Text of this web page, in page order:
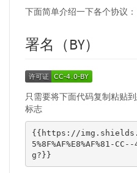
下面简单介绍一下各个协议：
署名（BY）
只需要将下面代码复制粘贴
标志
{{https://img.shields.io/
g?}}